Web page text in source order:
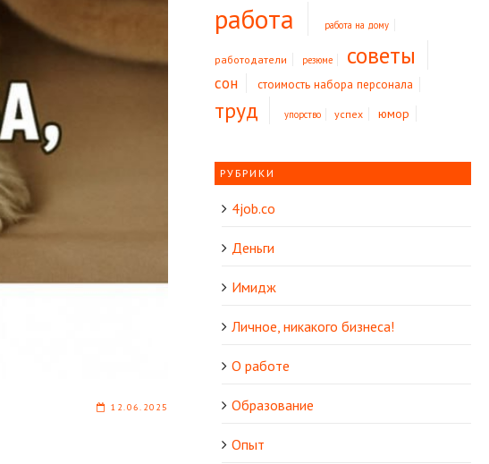
12.06.2025
работа работа на дому
работодатели резюме советы
сон стоимость набора персонала
труд упорство успех юмор
РУБРИКИ
4job.co
Деньги
Имидж
Личное, никакого бизнеса!
О работе
Образование
Опыт